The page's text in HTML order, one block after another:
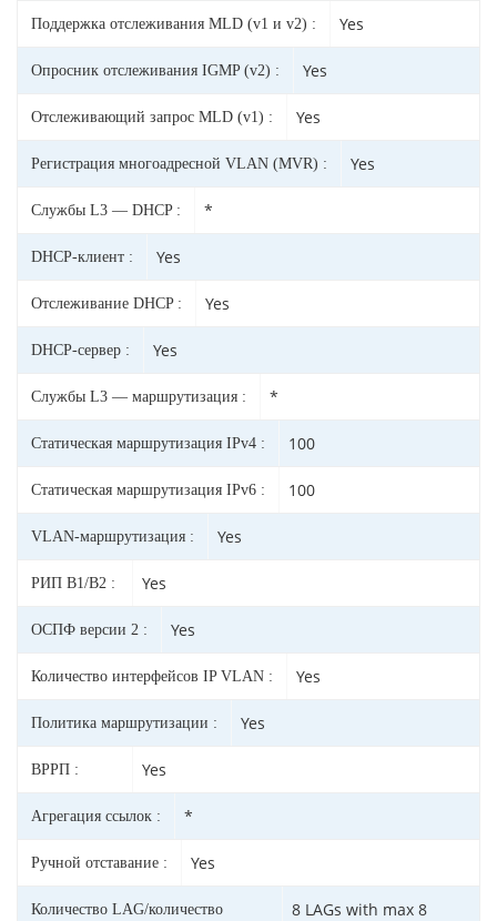
Поддержка отслеживания MLD (v1 и v2) : Yes
Опросник отслеживания IGMP (v2) : Yes
Отслеживающий запрос MLD (v1) : Yes
Регистрация многоадресной VLAN (MVR) : Yes
Службы L3 — DHCP : *
DHCP-клиент : Yes
Отслеживание DHCP : Yes
DHCP-сервер : Yes
Службы L3 — маршрутизация : *
Статическая маршрутизация IPv4 : 100
Статическая маршрутизация IPv6 : 100
VLAN-маршрутизация : Yes
РИП В1/В2 : Yes
ОСПФ версии 2 : Yes
Количество интерфейсов IP VLAN : Yes
Политика маршрутизации : Yes
ВРРП : Yes
Агрегация ссылок : *
Ручной отставание : Yes
Количество LAG/количество
8 LAGs with max 8